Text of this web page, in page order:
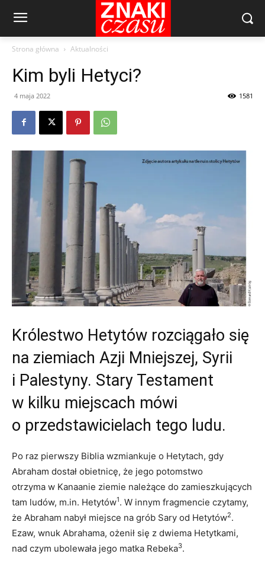
Strona główna Aktualności
Kim byli Hetyci?
4 maja 2022 1581
Królestwo Hetytów rozciągało się
na ziemiach Azji Mniejszej, Syrii
i Palestyny. Stary Testament
w kilku miejscach mówi
o przedstawicielach tego ludu.
Po raz pierwszy Biblia wzmiankuje o Hetytach, gdy
Abraham dostał obietnicę, że jego potomstwo
otrzyma w Kanaanie ziemie należące do zamieszkujących
tam ludów, m.in. Hetytów1. W innym fragmencie czytamy,
że Abraham nabył miejsce na grób Sary od Hetytów2.
Ezaw, wnuk Abrahama, ożenił się z dwiema Hetytkami,
nad czym ubolewała jego matka Rebeka3.